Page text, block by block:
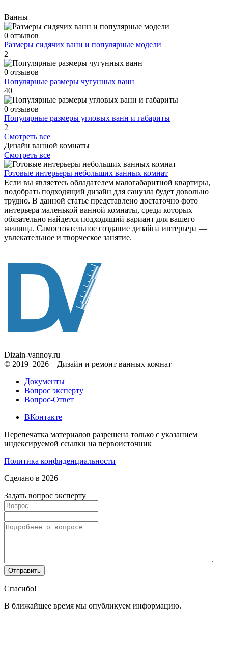
Ванны
0 отзывов
Размеры сидячих ванн и популярные модели
2
0 отзывов
Популярные размеры чугунных ванн
40
0 отзывов
Популярные размеры угловых ванн и габариты
2
Смотреть все
Дизайн ванной комнаты
Смотреть все
Готовые интерьеры небольших ванных комнат
Если вы являетесь обладателем малогабаритной квартиры,
подобрать подходящий дизайн для санузла будет довольно
трудно. В данной статье представлено достаточно фото
интерьера маленькой ванной комнаты, среди которых
обязательно найдется подходящий вариант для вашего
жилища. Самостоятельное создание дизайна интерьера ―
увлекательное и творческое занятие.
Dizain-vannoy.ru
© 2019–2026 – Дизайн и ремонт ванных комнат
Документы
Вопрос эксперту
Вопрос-Ответ
ВКонтакте
Перепечатка материалов разрешена только с указанием
индексируемой ссылки на первоисточник
Политика конфиденциальности
Сделано в 2026
Задать вопрос эксперту
Спасибо!
В ближайшее время мы опубликуем информацию.